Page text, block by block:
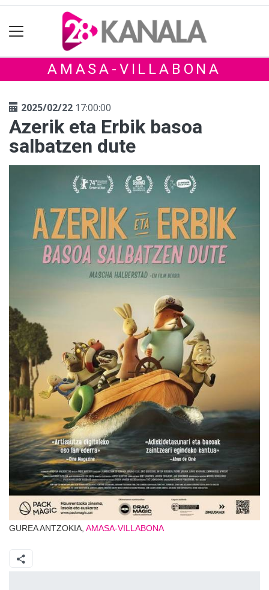
AMASA-VILLABONA
2025/02/22 17:00:00
Azerik eta Erbik basoa
salbatzen dute
GUREA ANTZOKIA, AMASA-VILLABONA